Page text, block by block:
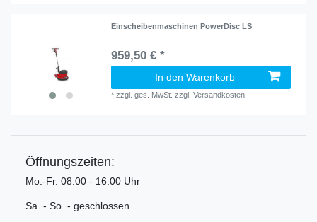
Einscheibenmaschinen PowerDisc LS
959,50 € *
In den Warenkorb
*zzgl. ges. MwSt. zzgl.Versandkosten
Öffnungszeiten:
Mo.-Fr. 08:00 - 16:00 Uhr
Sa. - So. - geschlossen